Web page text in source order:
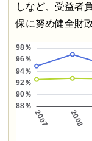
しなど、受益者
保に努め健全財